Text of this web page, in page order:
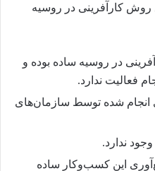
روش کارآفرینی در روسیه
در روسیه ساده بوده و
فعالیت ندارد.
شده توسط سازمان‌های
ندارد.
این کسب‌وکار ساده